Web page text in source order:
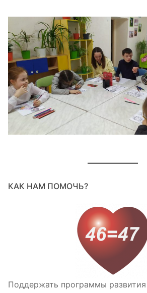
КАК НАМ ПОМОЧЬ?
Поддержать программы